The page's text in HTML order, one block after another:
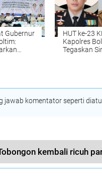
Gubernur
HUT ke-23
Kapolres
Tegaskan
jawab komentator seperti
kembali ricuh